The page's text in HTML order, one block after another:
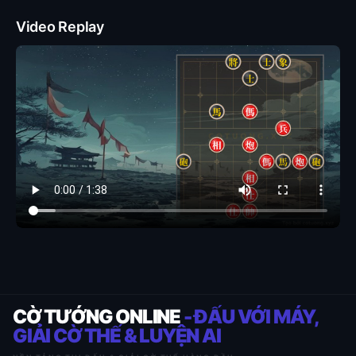
Video Replay
CỜ TƯỚNG ONLINE- ĐẤU VỚI MÁY,
GIẢI CỜ THẾ & LUYỆN AI